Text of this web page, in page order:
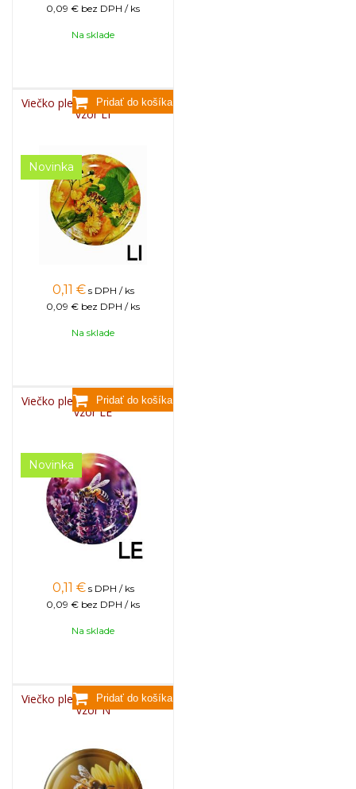
0,09 € bez DPH / ks
Na sklade
Viečko plechové TWIST 82 -
vzor LI
Novinka
0,11 € s DPH / ks
0,09 € bez DPH / ks
Na sklade
Viečko plechové TWIST 82 -
vzor LE
Novinka
0,11 € s DPH / ks
0,09 € bez DPH / ks
Na sklade
Viečko plechové TWIST 82 -
vzor N